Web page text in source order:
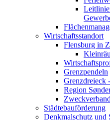
Wirtschaftsstandort
Flensburg in
Grenzpendeln
Grenzdreieck
Region
Städtebauförderung
Denkmalschutz und